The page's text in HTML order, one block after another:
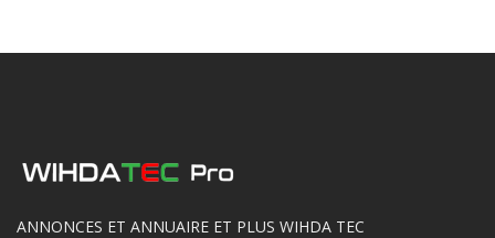
ANNONCES ET ANNUAIRE ET PLUS WIHDA TEC